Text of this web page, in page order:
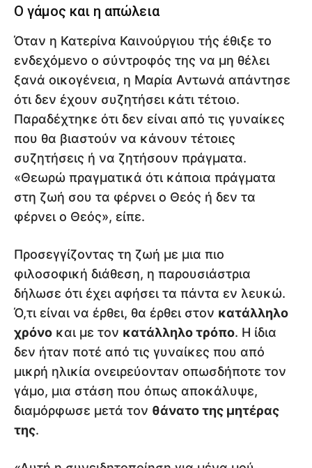
Ο γάμος και η απώλεια
Όταν η Κατερίνα Καινούργιου τής έθιξε το
ενδεχόμενο ο σύντροφός της να μη θέλει
ξανά οικογένεια, η Μαρία Αντωνά απάντησε
ότι δεν έχουν συζητήσει κάτι τέτοιο.
Παραδέχτηκε ότι δεν είναι από τις γυναίκες
που θα βιαστούν να κάνουν τέτοιες
συζητήσεις ή να ζητήσουν πράγματα.
«Θεωρώ πραγματικά ότι κάποια πράγματα
στη ζωή σου τα φέρνει ο Θεός ή δεν τα
φέρνει ο Θεός», είπε.
Προσεγγίζοντας τη ζωή με μια πιο
φιλοσοφική διάθεση, η παρουσιάστρια
δήλωσε ότι έχει αφήσει τα πάντα εν λευκώ.
Ό,τι είναι να έρθει, θα έρθει στον κατάλληλο
χρόνο και με τον κατάλληλο τρόπο. Η ίδια
δεν ήταν ποτέ από τις γυναίκες που από
μικρή ηλικία ονειρεύονταν οπωσδήποτε τον
γάμο, μια στάση που όπως αποκάλυψε,
διαμόρφωσε μετά τον θάνατο της μητέρας
της.